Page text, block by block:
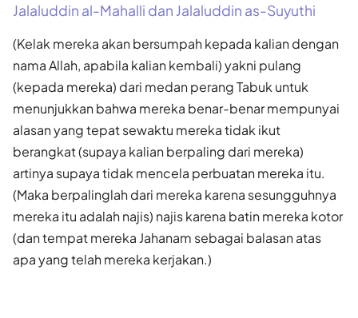
Jalaluddin al-Mahalli dan Jalaluddin as-Suyuthi
(Kelak mereka akan bersumpah kepada kalian dengan
nama Allah, apabila kalian kembali) yakni pulang
(kepada mereka) dari medan perang Tabuk untuk
menunjukkan bahwa mereka benar-benar mempunyai
alasan yang tepat sewaktu mereka tidak ikut
berangkat (supaya kalian berpaling dari mereka)
artinya supaya tidak mencela perbuatan mereka itu.
(Maka berpalinglah dari mereka karena sesungguhnya
mereka itu adalah najis) najis karena batin mereka kotor
(dan tempat mereka Jahanam sebagai balasan atas
apa yang telah mereka kerjakan.)